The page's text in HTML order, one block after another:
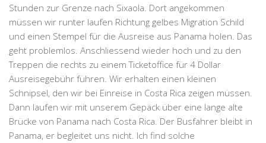
Stunden zur Grenze nach Sixaola. Dort angekommen
müssen wir runter laufen Richtung gelbes Migration Schild
und einen Stempel für die Ausreise aus Panama holen. Das
geht problemlos. Anschliessend wieder hoch und zu den
Treppen die rechts zu einem Ticketoffice für 4 Dollar
Ausreisegebühr führen. Wir erhalten einen kleinen
Schnipsel, den wir bei Einreise in Costa Rica zeigen müssen.
Dann laufen wir mit unserem Gepäck über eine lange alte
Brücke von Panama nach Costa Rica. Der Busfahrer bleibt in
Panama, er begleitet uns nicht. Ich find solche